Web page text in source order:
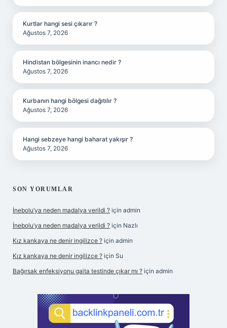
Kurtlar hangi sesi çıkarır ?
Ağustos 7, 2026
Hindistan bölgesinin inancı nedir ?
Ağustos 7, 2026
Kurbanın hangi bölgesi dağıtılır ?
Ağustos 7, 2026
Hangi sebzeye hangi baharat yakışır ?
Ağustos 7, 2026
SON YORUMLAR
İnebolu’ya neden madalya verildi ? için admin
İnebolu’ya neden madalya verildi ? için Nazlı
Kız kankaya ne denir ingilizce ? için admin
Kız kankaya ne denir ingilizce ? için Su
Bağırsak enfeksiyonu gaita testinde çıkar mı ? için admin